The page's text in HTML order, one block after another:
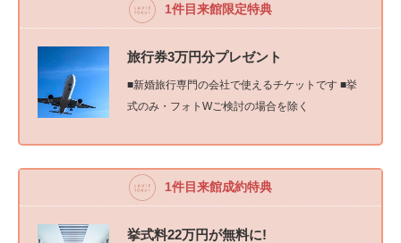
1件目来館限定特典
旅行券3万円分プレゼント
■新婚旅行専門の会社で使えるチケットです ■挙
式のみ・フォトWご検討の場合を除く
1件目来館成約特典
挙式料22万円が無料に!